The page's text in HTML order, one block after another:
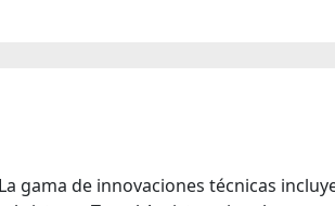
gama de innovaciones técnicas